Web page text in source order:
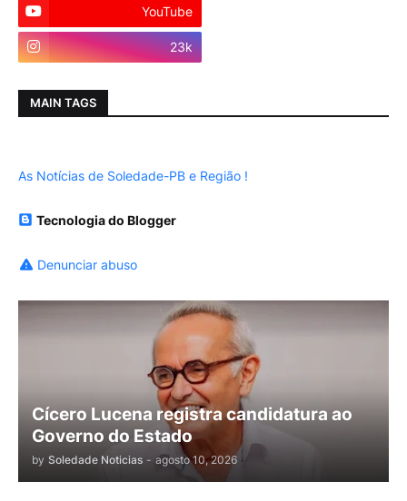
YouTube
23k
MAIN TAGS
As Notícias de Soledade-PB e Região !
Tecnologia do Blogger
Denunciar abuso
Cícero Lucena registra candidatura ao
Governo do Estado
by Soledade Noticias - agosto 10, 2026